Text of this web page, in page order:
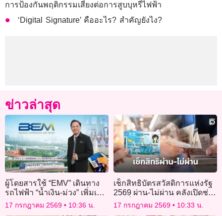
การป้องกันพฤติกรรมเสี่ยงต่อการสูบบุหรี่ไฟฟ้า
‘Digital Signature’ คืออะไร? สำคัญยังไง?
ข่าวล่าสุด
ผู้โดยสารใช้ “EMV” เดินทาง
รถไฟฟ้า “น้ำเงิน-ม่วง” เพิ่มเป็น
60% พร้อมรองรับ 17-45 บาท/
17 กรกฎาคม 2569 10:36 น.
เช็กสิทธิบัตรสวัสดิการแห่งรัฐ
2569 ผ่าน-ไม่ผ่าน คลังเปิดช่อง
ทางยื่นอุทธรณ์
17 กรกฎาคม 2569 10:33 น.